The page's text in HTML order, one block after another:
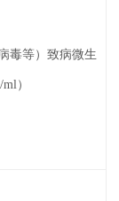
毒等）致病微生
）